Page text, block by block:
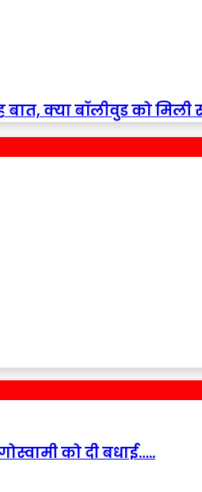
क्या बॉलीवुड को मिली
को दी बधाई…..